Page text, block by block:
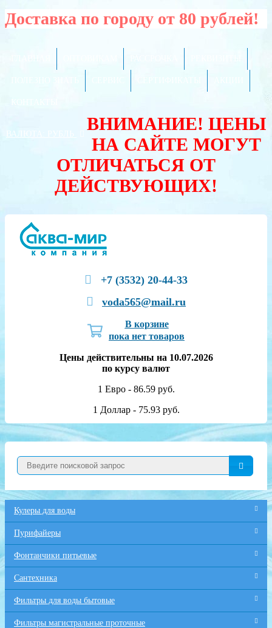
Доставка по городу от 80 рублей!
ВАЛЮТА:
ВНИМАНИЕ! ЦЕНЫ
НА САЙТЕ МОГУТ
ОТЛИЧАТЬСЯ ОТ
ДЕЙСТВУЮЩИХ!
+7 (3532) 20-44-33
voda565@mail.ru
В корзине
пока нет товаров
Цены действительны на 10.07.2026
по курсу валют
1 Евро - 86.59 руб.
1 Доллар - 75.93 руб.
Кулеры для воды
Пурифайеры
Фонтанчики питьевые
Сантехника
Фильтры для воды бытовые
Фильтры магистральные проточные